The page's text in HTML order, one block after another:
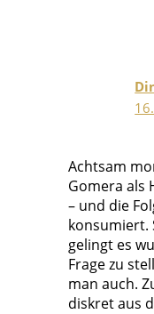
Achtsam
Gomera als
– und die
konsumiert.
gelingt es
Frage zu
man auch.
diskret aus